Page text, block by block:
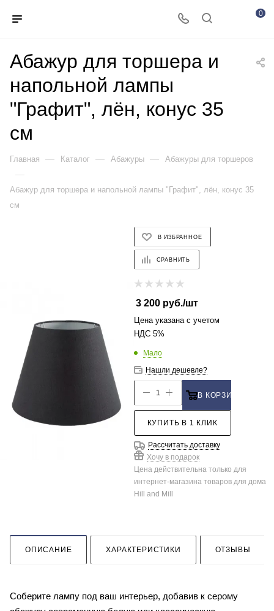
0
Абажур для торшера и
напольной лампы
"Графит", лён, конус 35
см
Главная — Каталог — Абажуры — Абажуры для торшеров
—
Абажур для торшера и напольной лампы "Графит", лён, конус 35
см
В ИЗБРАННОЕ
СРАВНИТЬ
3 200руб./шт
Цена указана с учетом
НДС 5%
Мало
Нашли дешевле?
В КОРЗИНУ
КУПИТЬ В 1 КЛИК
Рассчитать доставку
Хочу в подарок
Цена действительна только для
интернет-магазина товаров для дома
Hill and Mill
ОПИСАНИЕ ХАРАКТЕРИСТИКИ ОТЗЫВЫ
Соберите лампу под ваш интерьер, добавив к серому